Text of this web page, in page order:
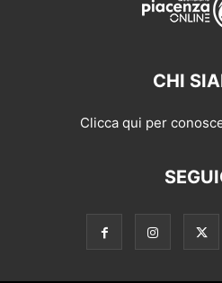
CHI
Clicca qui per